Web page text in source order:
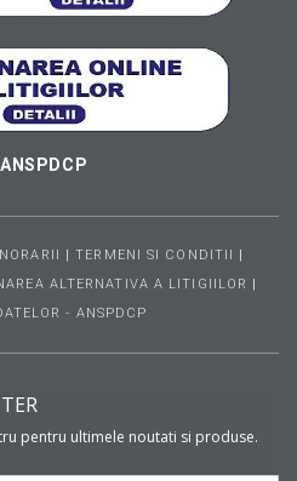
|TERMENI SI CONDITII |
ALTERNATIVA A LITIGIILOR |
- ANSPDCP